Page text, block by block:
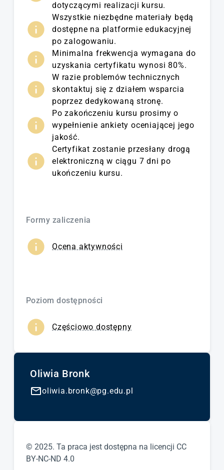
dotyczącymi realizacji kursu.
Wszystkie niezbędne materiały będą
dostępne na platformie edukacyjnej
po zalogowaniu.
Minimalna frekwencja wymagana do
uzyskania certyfikatu wynosi 80%.
W razie problemów technicznych
skontaktuj się z działem wsparcia
poprzez dedykowaną stronę.
Po zakończeniu kursu prosimy o
wypełnienie ankiety oceniającej jego
jakość.
Certyfikat zostanie przesłany drogą
elektroniczną w ciągu 7 dni po
ukończeniu kursu.
Formy zaliczenia
Ocena aktywności
Poziom dostępności
Częściowo dostępny
Oliwia Bronk
oliwia.bronk@pg.edu.pl
© 2025. Ta praca jest dostępna na licencji CC
BY-NC-ND 4.0